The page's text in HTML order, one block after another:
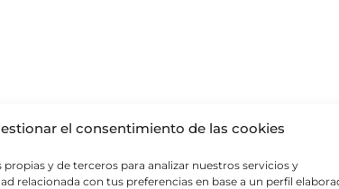
el consentimiento de las cookies
y de terceros para analizar nuestros servicios y
relacionada con tus preferencias en base a un perfil